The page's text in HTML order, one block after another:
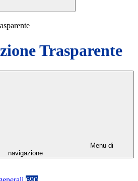
Trasparente
Menu di
navigazione